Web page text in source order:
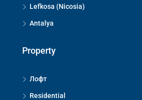
Lefkosa (Nicosia)
Antalya
Property
Лофт
Residential